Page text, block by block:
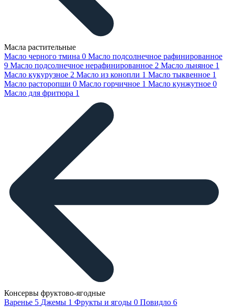
Масла растительные
Масло черного тмина 0 Масло подсолнечное рафинированное
9 Масло подсолнечное нерафинированное 2 Масло льняное 1
Масло кукурузное 2 Масло из конопли 1 Масло тыквенное 1
Масло расторопши 0 Масло горчичное 1 Масло кунжутное 0
Масло для фритюра 1
Консервы фруктово-ягодные
Варенье 5 Джемы 1 Фрукты и ягоды 0 Повидло 6